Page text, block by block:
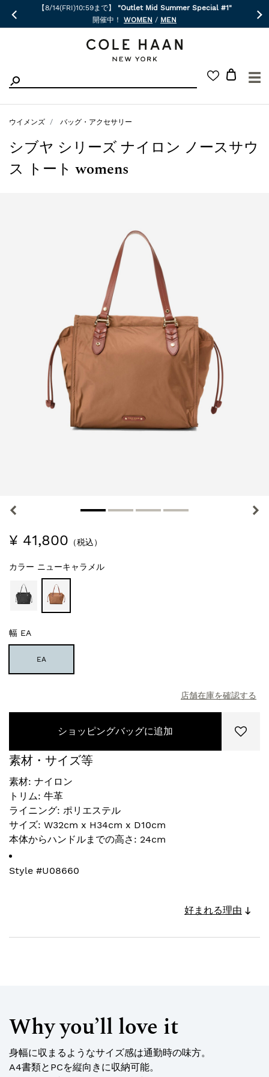
【8/14(FRI)10:59まで】
"Outlet Mid Summer Special #1"
開催中！ WOMEN / MEN
☰
ウイメンズ バッグ・アクセサリー
シブヤ シリーズ ナイロン ノースサウ
ス トート womens
¥ 41,800 （税込）
カラー ニューキャラメル
幅 EA
EA
店舗在庫を確認する
ショッピングバッグに追加
素材・サイズ等
素材: ナイロン
トリム: 牛革
ライニング: ポリエステル
サイズ: W32cm x H34cm x D10cm
本体からハンドルまでの高さ: 24cm
Style #U08660
好まれる理由
Why you’ll love it
身幅に収まるようなサイズ感は通勤時の味方。
A4書類とPCを縦向きに収納可能。